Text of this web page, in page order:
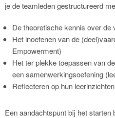
je de teamleden gestructureerd
De theoretische kennis over de
Het inoefenen van de
Empowerment)
Het ter plekke toepassen van
een samenwerkingsoefening
Reflecteren op hun
Een aandachtspunt bij het